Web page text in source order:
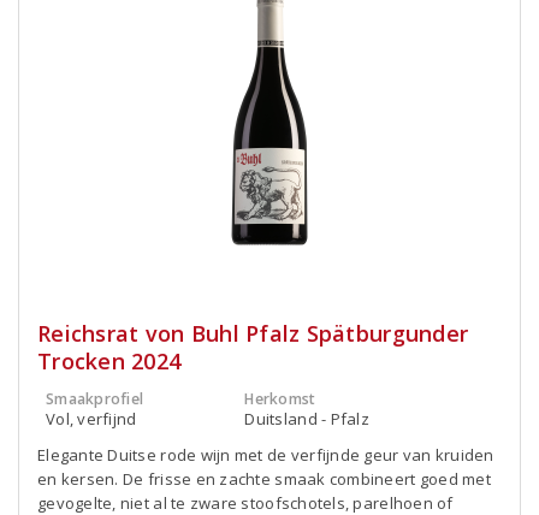
Reichsrat von Buhl Pfalz Spätburgunder
Trocken 2024
Smaakprofiel
Vol, verfijnd
Herkomst
Duitsland - Pfalz
Elegante Duitse rode wijn met de verfijnde geur van kruiden
en kersen. De frisse en zachte smaak combineert goed met
gevogelte, niet al te zware stoofschotels, parelhoen of